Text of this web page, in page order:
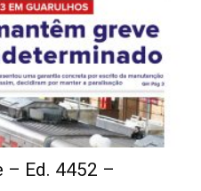
– Ed. 4452 –